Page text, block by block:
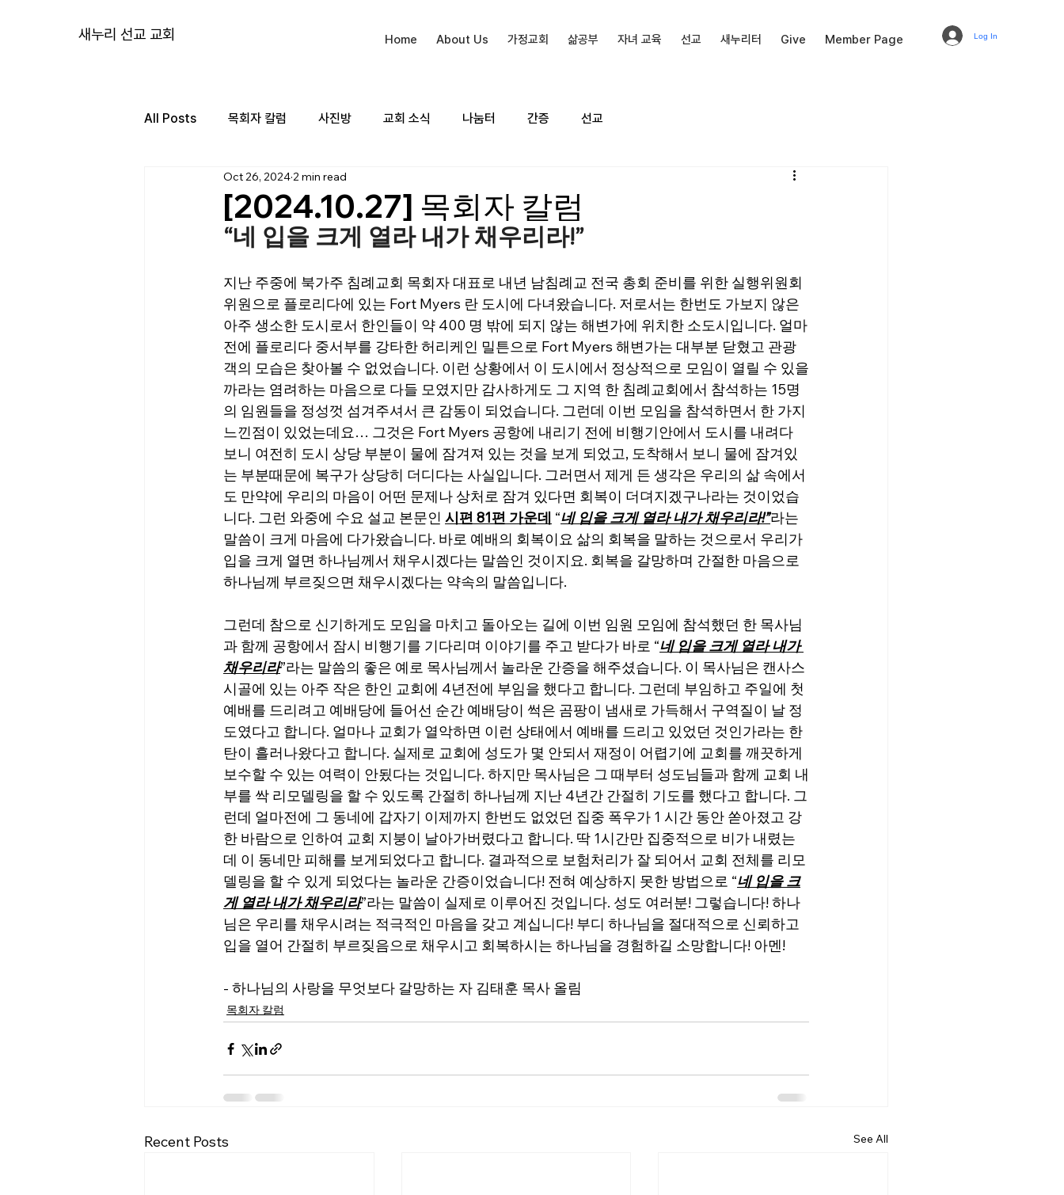
새누리 선교 교회 Home About Us 가정교회 삶공부 자녀 교육 선교 새누리터 Give Member Page Log In
All Posts 목회자 칼럼 사진방 교회 소식 나눔터 간증 선교
[2024.10.27] 목회자 칼럼
Oct 26, 2024 2 min read
“네 입을 크게 열라 내가 채우리라!”
지난 주중에 북가주 침례교회 목회자 대표로 내년 남침례교 전국 총회 준비를 위한 실행위원회
위원으로 플로리다에 있는 Fort Myers 란 도시에 다녀왔습니다. 저로서는 한번도 가보지 않은
아주 생소한 도시로서 한인들이 약 400 명 밖에 되지 않는 해변가에 위치한 소도시입니다. 얼마
전에 플로리다 중서부를 강타한 허리케인 밀튼으로 Fort Myers 해변가는 대부분 닫혔고 관광
객의 모습은 찾아볼 수 없었습니다. 이런 상황에서 이 도시에서 정상적으로 모임이 열릴 수 있을
까라는 염려하는 마음으로 다들 모였지만 감사하게도 그 지역 한 침례교회에서 참석하는 15명
의 임원들을 정성껏 섬겨주셔서 큰 감동이 되었습니다. 그런데 이번 모임을 참석하면서 한 가지
느낀점이 있었는데요… 그것은 Fort Myers 공항에 내리기 전에 비행기안에서 도시를 내려다
보니 여전히 도시 상당 부분이 물에 잠겨져 있는 것을 보게 되었고, 도착해서 보니 물에 잠겨있
는 부분때문에 복구가 상당히 더디다는 사실입니다. 그러면서 제게 든 생각은 우리의 삶 속에서
도 만약에 우리의 마음이 어떤 문제나 상처로 잠겨 있다면 회복이 더뎌지겠구나라는 것이었습
니다. 그런 와중에 수요 설교 본문인 시편 81편 가운데 “네 입을 크게 열라 내가 채우리라!”라는
말씀이 크게 마음에 다가왔습니다. 바로 예배의 회복이요 삶의 회복을 말하는 것으로서 우리가
입을 크게 열면 하나님께서 채우시겠다는 말씀인 것이지요. 회복을 갈망하며 간절한 마음으로
하나님께 부르짖으면 채우시겠다는 약속의 말씀입니다.
그런데 참으로 신기하게도 모임을 마치고 돌아오는 길에 이번 임원 모임에 참석했던 한 목사님
과 함께 공항에서 잠시 비행기를 기다리며 이야기를 주고 받다가 바로 “네 입을 크게 열라 내가
채우리라”라는 말씀의 좋은 예로 목사님께서 놀라운 간증을 해주셨습니다. 이 목사님은 캔사스
시골에 있는 아주 작은 한인 교회에 4년전에 부임을 했다고 합니다. 그런데 부임하고 주일에 첫
예배를 드리려고 예배당에 들어선 순간 예배당이 썩은 곰팡이 냄새로 가득해서 구역질이 날 정
도였다고 합니다. 얼마나 교회가 열악하면 이런 상태에서 예배를 드리고 있었던 것인가라는 한
탄이 흘러나왔다고 합니다. 실제로 교회에 성도가 몇 안되서 재정이 어렵기에 교회를 깨끗하게
보수할 수 있는 여력이 안됬다는 것입니다. 하지만 목사님은 그 때부터 성도님들과 함께 교회 내
부를 싹 리모델링을 할 수 있도록 간절히 하나님께 지난 4년간 간절히 기도를 했다고 합니다. 그
런데 얼마전에 그 동네에 갑자기 이제까지 한번도 없었던 집중 폭우가 1 시간 동안 쏟아졌고 강
한 바람으로 인하여 교회 지붕이 날아가버렸다고 합니다. 딱 1시간만 집중적으로 비가 내렸는
데 이 동네만 피해를 보게되었다고 합니다. 결과적으로 보험처리가 잘 되어서 교회 전체를 리모
델링을 할 수 있게 되었다는 놀라운 간증이었습니다! 전혀 예상하지 못한 방법으로 “네 입을 크
게 열라 내가 채우리라”라는 말씀이 실제로 이루어진 것입니다. 성도 여러분! 그렇습니다! 하나
님은 우리를 채우시려는 적극적인 마음을 갖고 계십니다! 부디 하나님을 절대적으로 신뢰하고
입을 열어 간절히 부르짖음으로 채우시고 회복하시는 하나님을 경험하길 소망합니다! 아멘!
- 하나님의 사랑을 무엇보다 갈망하는 자 김태훈 목사 올림
목회자 칼럼
Recent Posts See All